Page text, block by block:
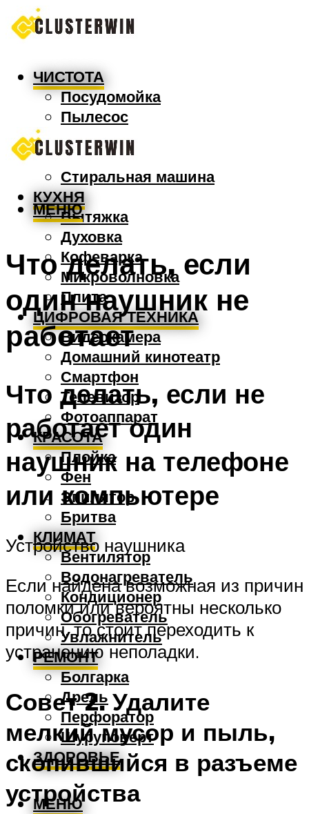
ЧИСТОТА
Посудомойка
Пылесос
Утюг
Швабра
Стиральная машина
КУХНЯ
Вытяжка
Духовка
Кофеварка
Микроволновка
Плита
ЦИФРОВАЯ ТЕХНИКА
Видеокамера
Домашний кинотеатр
Смартфон
Телевизор
Фотоаппарат
КРАСОТА
Плойка
Фен
Эпилятор
Бритва
КЛИМАТ
Вентилятор
Водонагреватель
Кондиционер
Обогреватель
Увлажнитель
РЕМОНТ
Болгарка
Дрель
Перфоратор
Шуруповерт
ЗДОРОВЬЕ
МЕНЮ
МЕНЮ
Что делать, если
один наушник не
работает
Что делать, если не
работает один
наушник на телефоне
или компьютере
Устройство наушника
Если найдена возможная из причин
поломки или вероятны несколько
причин, то стоит переходить к
устранению неполадки.
Совет 2. Удалите
мелкий мусор и пыль,
скопившийся в разъеме
устройства